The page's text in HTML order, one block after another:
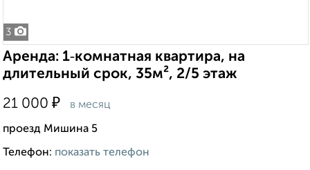
3
Аренда: 1‑комнатная квартира, на
длительный срок, 35м², 2/5 этаж
21 000 ₽ в месяц
проезд Мишина 5
Телефон: показать телефон